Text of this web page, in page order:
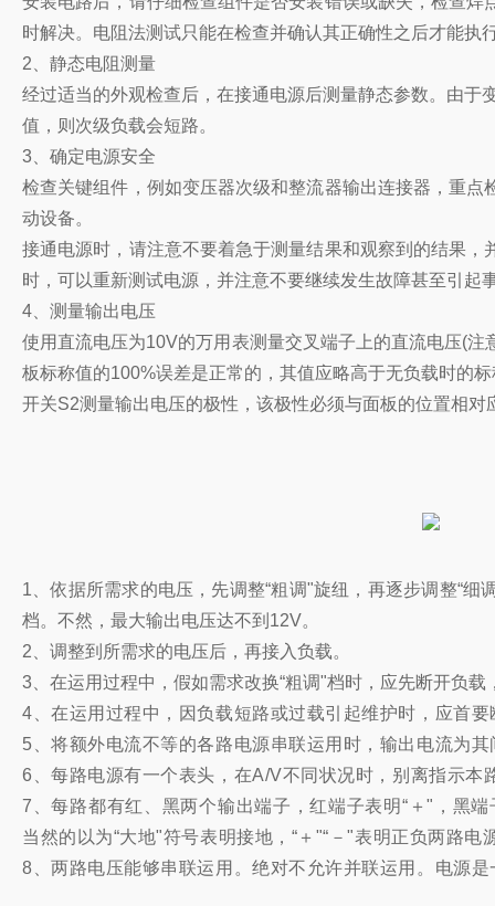
时解决。电阻法测试只能在检查并确认其正确性之后才能执
2、静态电阻测量
经过适当的外观检查后，在接通电源后测量静态参数。由
值，则次级负载会短路。
3、确定电源安全
检查关键组件，例如变压器次级和整流器输出连接器，重
动设备。
接通电源时，请注意不要着急于测量结果和观察到的结果
时，可以重新测试电源，并注意不要继续发生故障甚至引起
4、测量输出电压
使用直流电压为10V的万用表测量交叉端子上的直流电压(
板标称值的100%误差是正常的，其值应略高于无负载时的
开关S2测量输出电压的极性，该极性必须与面板的位置相对
1、依据所需求的电压，先调整“粗调"旋纽，再逐步调整“
档。不然，最大输出电压达不到12V。
2、调整到所需求的电压后，再接入负载。
3、在运用过程中，假如需求改换“粗调"档时，应先断开负
4、在运用过程中，因负载短路或过载引起维护时，应首
5、将额外电流不等的各路电源串联运用时，输出电流为
6、每路电源有一个表头，在A/V不同状况时，别离指示本
7、每路都有红、黑两个输出端子，红端子表明“＋"，黑
当然的以为“大地"符号表明接地，“＋"“－"表明正负两路电
8、两路电压能够串联运用。绝对不允许并联运用。 电源